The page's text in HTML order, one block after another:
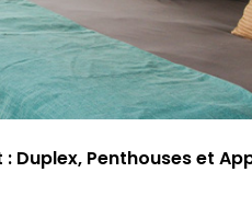
Duplex, Penthouses et